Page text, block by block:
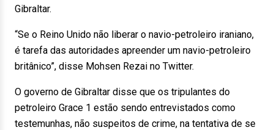
Gibraltar.
“Se o Reino Unido não liberar o navio-petroleiro iraniano,
é tarefa das autoridades apreender um navio-petroleiro
britânico”, disse Mohsen Rezai no Twitter.
O governo de Gibraltar disse que os tripulantes do
petroleiro Grace 1 estão sendo entrevistados como
testemunhas, não suspeitos de crime, na tentativa de se